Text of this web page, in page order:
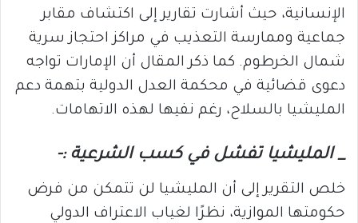
الإنسانية، حيث أشارت تقارير إلى اكتشاف مقابر
جماعية وممارسة التعذيب في مراكز احتجاز سرية
شمال الخرطوم. كما ذكر المقال أن الإمارات تواجه
دعوى قضائية في محكمة العدل الدولية بتهمة دعم
المليشيا بالسلاح، رغم نفيها لهذه الاتهامات.
_ المليشيا تفشل في كسب الشرعية :-
خلص التقرير إلى أن المليشيا لن تتمكن من فرض
حكومتها الموازية، نظرًا لغياب الاعتراف الدولي